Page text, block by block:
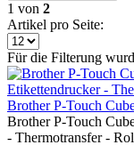
1 von 2
Artikel pro Seite:
Für die Filterung
Brother P-Touch
Brother P-Touch
- Thermotransfer -